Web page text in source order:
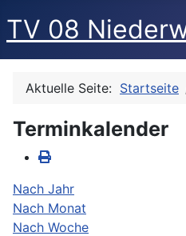
TV 08
Aktuelle Seite: Startseite
Terminkalender
Nach Jahr
Nach Monat
Nach Woche